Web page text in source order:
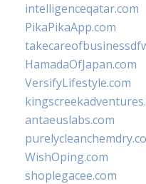
intelligenceqatar.com
PikaPikaApp.com
HamadaOfJapan.com
VersifyLifestyle.com
antaeuslabs.com
WishOping.com
shoplegacee.com